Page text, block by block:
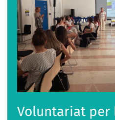
Voluntariat per